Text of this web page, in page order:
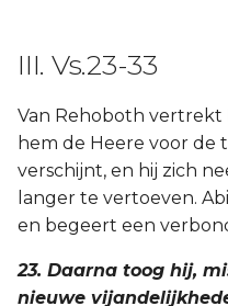
III. Vs.23-33
Van Rehoboth vertrekt
hem de Heere voor de
verschijnt, en hij zich
langer te vertoeven.
en begeert een
23. Daarna toog hij,
nieuwe